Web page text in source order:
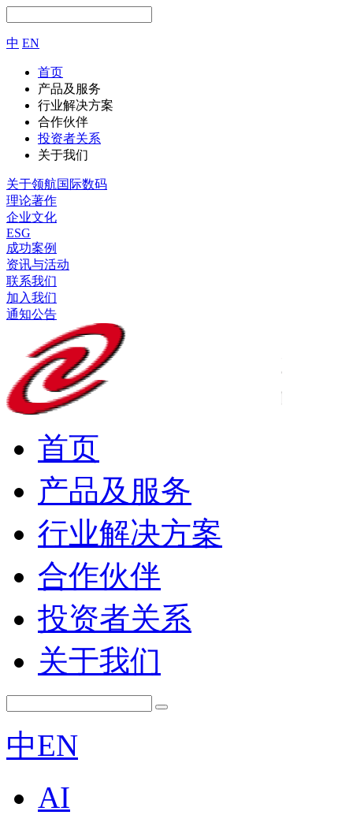
中 EN
首页
产品及服务
行业解决方案
合作伙伴
投资者关系
关于我们
关于领航国际数码
理论著作
企业文化
ESG
成功案例
资讯与活动
联系我们
加入我们
通知公告
首页
产品及服务
行业解决方案
合作伙伴
投资者关系
关于我们
中EN
AI